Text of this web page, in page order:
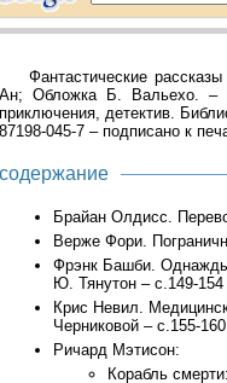
Фантастические
Ан; Обложка Б. Вальехо. –
приключения, детектив.
87198-045-7 – подписано к
содержание
Брайан Олдисс.
Верже Фори.
Фрэнк Башби.
Ю. Тянутон – с.149-154
Крис Невил.
Черниковой – с.155-160
Ричард Мэтисон:
Корабль